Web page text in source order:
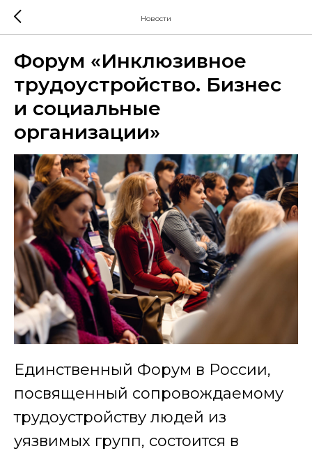
Новости
Форум «Инклюзивное
трудоустройство. Бизнес
и социальные
организации»
Единственный Форум в России,
посвященный сопровождаемому
трудоустройству людей из
уязвимых групп, состоится в